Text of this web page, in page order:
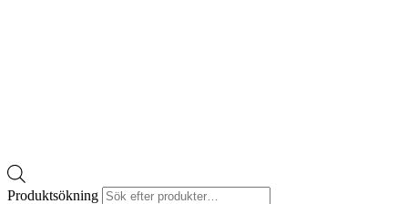
Produktsökning